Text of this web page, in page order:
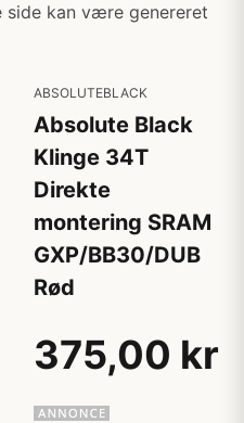
side kan være genereret
ABSOLUTEBLACK
Absolute Black
Klinge 34T
Direkte
montering SRAM
GXP/BB30/DUB
Rød
375,00 kr